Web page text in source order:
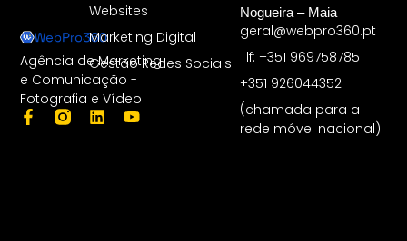
Agência de Marketing
e Comunicação -
Fotografia e Vídeo
Websites
Marketing Digital
Gestão Redes Sociais
Nogueira – Maia
geral@webpro360.pt
Tlf: +351 969758785
+351 926044352
(chamada para a
rede móvel nacional)